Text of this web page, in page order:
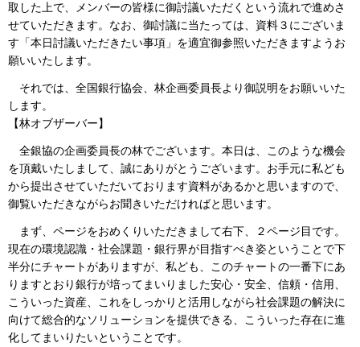
取した上で、メンバーの皆様に御討議いただくという流れで進めさ
せていただきます。なお、御討議に当たっては、資料３にございま
す「本日討議いただきたい事項」を適宜御参照いただきますようお
願いいたします。
それでは、全国銀行協会、林企画委員長より御説明をお願いいた
します。
【林オブザーバー】
全銀協の企画委員長の林でございます。本日は、このような機会
を頂戴いたしまして、誠にありがとうございます。お手元に私ども
から提出させていただいております資料があるかと思いますので、
御覧いただきながらお聞きいただければと思います。
まず、ページをおめくりいただきまして右下、２ページ目です。
現在の環境認識・社会課題・銀行界が目指すべき姿ということで下
半分にチャートがありますが、私ども、このチャートの一番下にあ
りますとおり銀行が培ってまいりました安心・安全、信頼・信用、
こういった資産、これをしっかりと活用しながら社会課題の解決に
向けて総合的なソリューションを提供できる、こういった存在に進
化してまいりたいということです。